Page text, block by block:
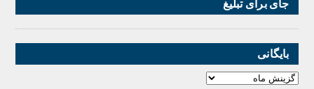
جای برای تبلیغ
بایگانی